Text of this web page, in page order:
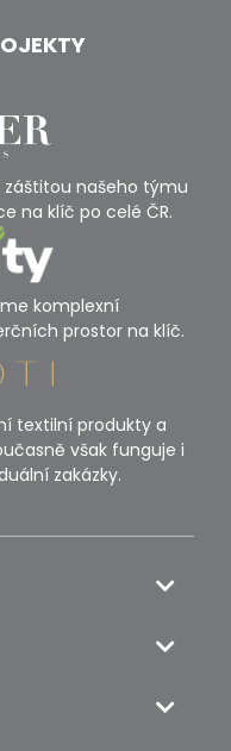
našeho týmu
na klíč po celé ČR.
komplexní
prostor na klíč.
textilní produkty a
však funguje i
zakázky.